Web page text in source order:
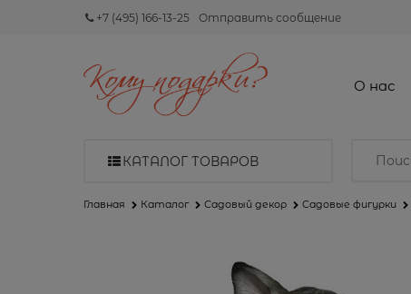
+7 (495) 166-13-25 Отправить сообщение
О нас
КАТАЛОГ ТОВАРОВ
Главная Каталог Садовый декор Садовые фигурки